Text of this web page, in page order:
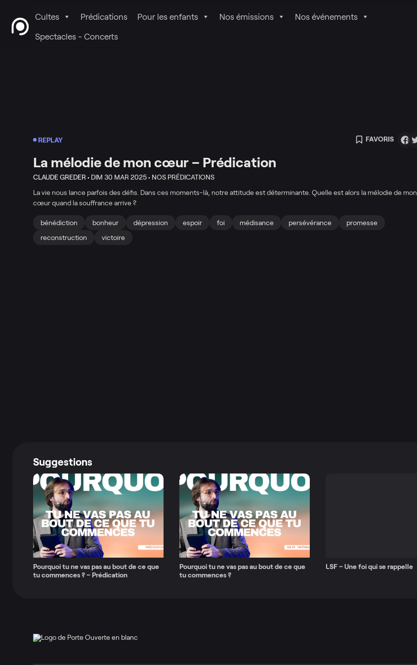
Cultes Prédications Pour les enfants Nos émissions Nos événements
Spectacles - Concerts
REPLAY FAVORIS
La mélodie de mon cœur – Prédication
CLAUDE GREDER • DIM 30 MAR 2025 • NOS PRÉDICATIONS
La vie nous lance parfois des défis. Dans ces moments-là, notre attitude est déterminante. Quelle est alors la mélodie de mon
cœur quand la souffrance arrive ?
bénédiction bonheur dépression espoir foi médisance persévérance
promesse
reconstruction
victoire
Suggestions
Pourquoi tu ne vas pas au bout de ce que
tu commences ? – Prédication
Pourquoi tu ne vas pas au bout de ce que
tu commences ?
LSF – Une foi qui se rappelle